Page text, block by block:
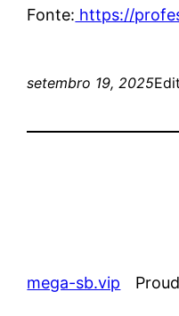
Fonte: https://
setembro 19, 2025
mega-sb.vip